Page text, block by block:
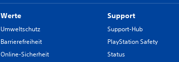
Werte
Umweltschutz
Barrierefreiheit
Online-Sicherheit
Support
Support-Hub
PlayStation Safety
Status